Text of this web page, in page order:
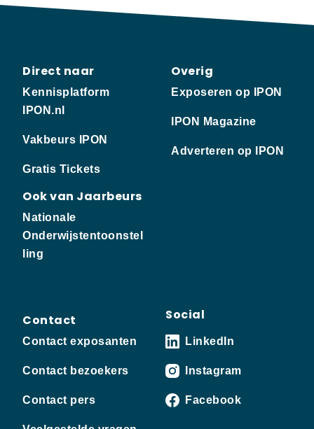
Direct naar
Kennisplatform
IPON.nl
Vakbeurs IPON
Gratis Tickets
Ook van Jaarbeurs
Nationale
Onderwijstentoonstel
ling
Overig
Exposeren op IPON
IPON Magazine
Adverteren op IPON
Contact
Contact exposanten
Contact bezoekers
Contact pers
Social
LinkedIn
Instagram
Facebook